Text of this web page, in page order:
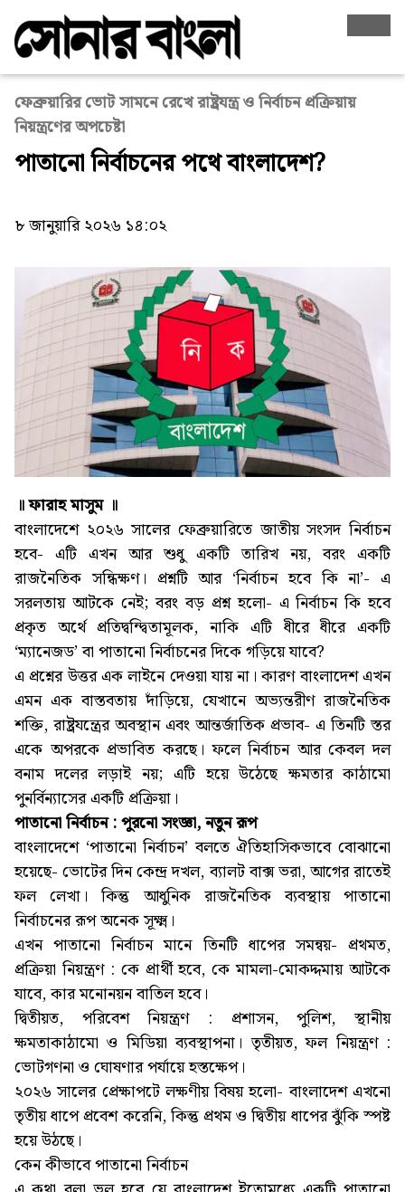
ফেব্রুয়ারির ভোট সামনে রেখে রাষ্ট্রযন্ত্র ও নির্বাচন প্রক্রিয়ায়
নিয়ন্ত্রণের অপচেষ্টা
পাতানো নির্বাচনের পথে বাংলাদেশ?
৮ জানুয়ারি ২০২৬ ১৪:০২
॥ ফারাহ মাসুম ॥
বাংলাদেশে ২০২৬ সালের ফেব্রুয়ারিতে জাতীয় সংসদ নির্বাচন
হবে- এটি এখন আর শুধু একটি তারিখ নয়, বরং একটি
রাজনৈতিক সন্ধিক্ষণ। প্রশ্নটি আর ‘নির্বাচন হবে কি না’- এ
সরলতায় আটকে নেই; বরং বড় প্রশ্ন হলো- এ নির্বাচন কি হবে
প্রকৃত অর্থে প্রতিদ্বন্দ্বিতামূলক, নাকি এটি ধীরে ধীরে একটি
‘ম্যানেজড’ বা পাতানো নির্বাচনের দিকে গড়িয়ে যাবে?
এ প্রশ্নের উত্তর এক লাইনে দেওয়া যায় না। কারণ বাংলাদেশ এখন
এমন এক বাস্তবতায় দাঁড়িয়ে, যেখানে অভ্যন্তরীণ রাজনৈতিক
শক্তি, রাষ্ট্রযন্ত্রের অবস্থান এবং আন্তর্জাতিক প্রভাব- এ তিনটি স্তর
একে অপরকে প্রভাবিত করছে। ফলে নির্বাচন আর কেবল দল
বনাম দলের লড়াই নয়; এটি হয়ে উঠেছে ক্ষমতার কাঠামো
পুনর্বিন্যাসের একটি প্রক্রিয়া।
পাতানো নির্বাচন : পুরনো সংজ্ঞা, নতুন রূপ
বাংলাদেশে ‘পাতানো নির্বাচন’ বলতে ঐতিহাসিকভাবে বোঝানো
হয়েছে- ভোটের দিন কেন্দ্র দখল, ব্যালট বাক্স ভরা, আগের রাতেই
ফল লেখা। কিন্তু আধুনিক রাজনৈতিক ব্যবস্থায় পাতানো
নির্বাচনের রূপ অনেক সূক্ষ্ম।
এখন পাতানো নির্বাচন মানে তিনটি ধাপের সমন্বয়- প্রথমত,
প্রক্রিয়া নিয়ন্ত্রণ : কে প্রার্থী হবে, কে মামলা-মোকদ্দমায় আটকে
যাবে, কার মনোনয়ন বাতিল হবে।
দ্বিতীয়ত, পরিবেশ নিয়ন্ত্রণ : প্রশাসন, পুলিশ, স্থানীয়
ক্ষমতাকাঠামো ও মিডিয়া ব্যবস্থাপনা। তৃতীয়ত, ফল নিয়ন্ত্রণ :
ভোটগণনা ও ঘোষণার পর্যায়ে হস্তক্ষেপ।
২০২৬ সালের প্রেক্ষাপটে লক্ষণীয় বিষয় হলো- বাংলাদেশ এখনো
তৃতীয় ধাপে প্রবেশ করেনি, কিন্তু প্রথম ও দ্বিতীয় ধাপের ঝুঁকি স্পষ্ট
হয়ে উঠছে।
কেন কীভাবে পাতানো নির্বাচন